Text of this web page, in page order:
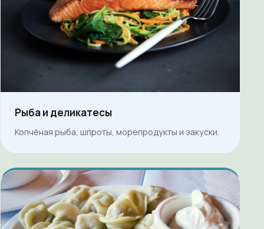
Рыба и деликатесы
Копчёная рыба, шпроты, морепродукты и закуски.